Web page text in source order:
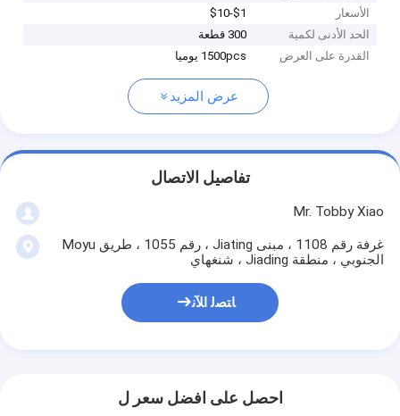
الأسعار
$1-$10
الحد الأدنى لكمية
300 قطعة
القدرة على العرض
1500pcs يوميا
عرض المزيد
تفاصيل الاتصال
Mr. Tobby Xiao
غرفة رقم 1108 ، مبنى Jiating ، رقم 1055 ، طريق Moyu
الجنوبي ، منطقة Jiading ، شنغهاي
ﺎﺘﺼﻟ ﺍﻶﻧ
احصل على افضل سعر ل